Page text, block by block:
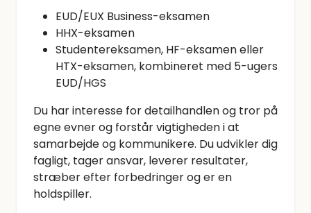
EUD/EUX Business-eksamen
HHX-eksamen
Studentereksamen, HF-eksamen eller
HTX-eksamen, kombineret med 5-ugers
EUD/HGS
Du har interesse for detailhandlen og tror på
egne evner og forstår vigtigheden i at
samarbejde og kommunikere. Du udvikler dig
fagligt, tager ansvar, leverer resultater,
stræber efter forbedringer og er en
holdspiller.